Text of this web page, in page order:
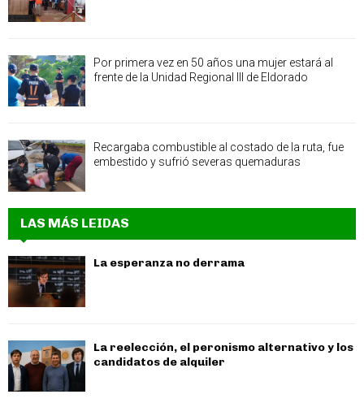
Por primera vez en 50 años una mujer estará al
frente de la Unidad Regional III de Eldorado
Recargaba combustible al costado de la ruta, fue
embestido y sufrió severas quemaduras
LAS MÁS LEIDAS
La esperanza no derrama
La reelección, el peronismo alternativo y los
candidatos de alquiler